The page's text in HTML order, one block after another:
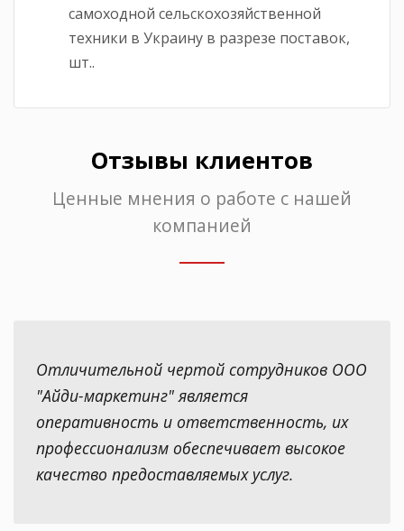
самоходной сельскохозяйственной
техники в Украину в разрезе поставок,
шт..
Отзывы клиентов
Ценные мнения о работе с нашей
компанией
Отличительной чертой сотрудников ООО
"Айди-маркетинг" является
оперативность и ответственность, их
профессионализм обеспечивает высокое
качество предоставляемых услуг.